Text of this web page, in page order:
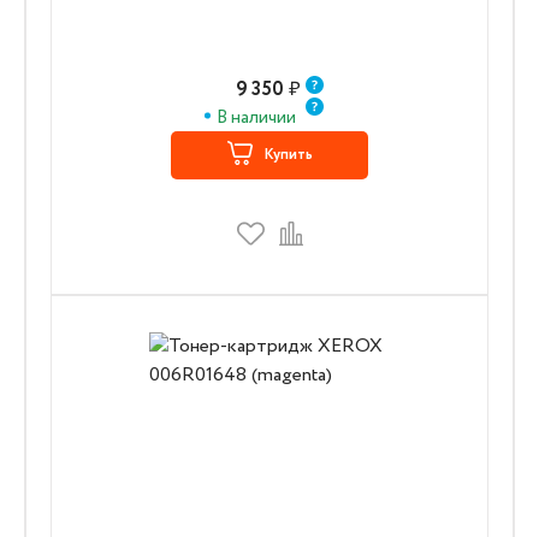
9 350 ₽
В наличии
Купить